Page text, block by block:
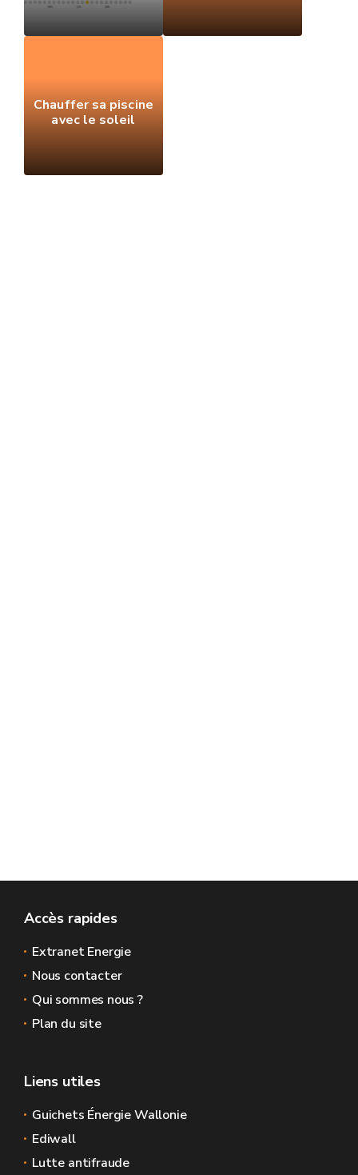
Chauffer sa piscine
avec le soleil
Accès rapides
Extranet Energie
Nous contacter
Qui sommes nous ?
Plan du site
Liens utiles
Guichets Énergie Wallonie
Ediwall
Lutte antifraude